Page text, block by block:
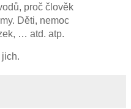
proč člověk
Děti, nemoc
… atd. atp.